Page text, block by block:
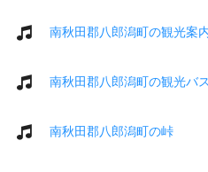
南秋田郡八郎潟町の観光案
南秋田郡八郎潟町の観光バス
南秋田郡八郎潟町の峠